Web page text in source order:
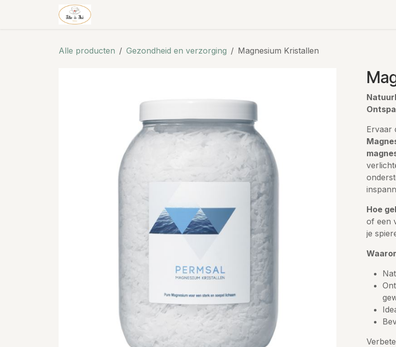
Overslaan naar inhoud
Alle producten Gezondheid en verzorging Magnesium Kristallen
Ervaar
Hoe
of een
je